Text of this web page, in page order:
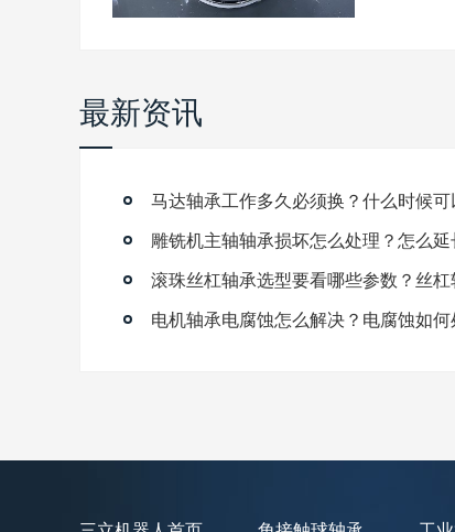
最新资讯
马达轴承工作多久必须换？什么时候可
雕铣机主轴轴承损坏怎么处理？怎么延
滚珠丝杠轴承选型要看哪些参数？丝
电机轴承电腐蚀怎么解决？电腐蚀如何